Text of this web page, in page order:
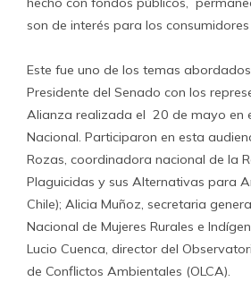
son de interés para los consumidores
Este fue uno de los temas
Presidente del Senado con los
Alianza realizada el 20 de mayo en
Nacional. Participaron en esta
Rozas, coordinadora nacional de la
Plaguicidas y sus Alternativas para
Chile); Alicia Muñoz, secretaria
Nacional de Mujeres Rurales e
Lucio Cuenca, director del
de Conflictos Ambientales (OLCA).